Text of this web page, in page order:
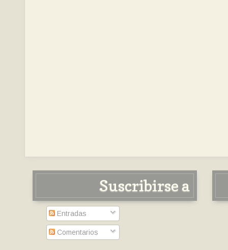
Suscribirse a
Entradas
Comentarios